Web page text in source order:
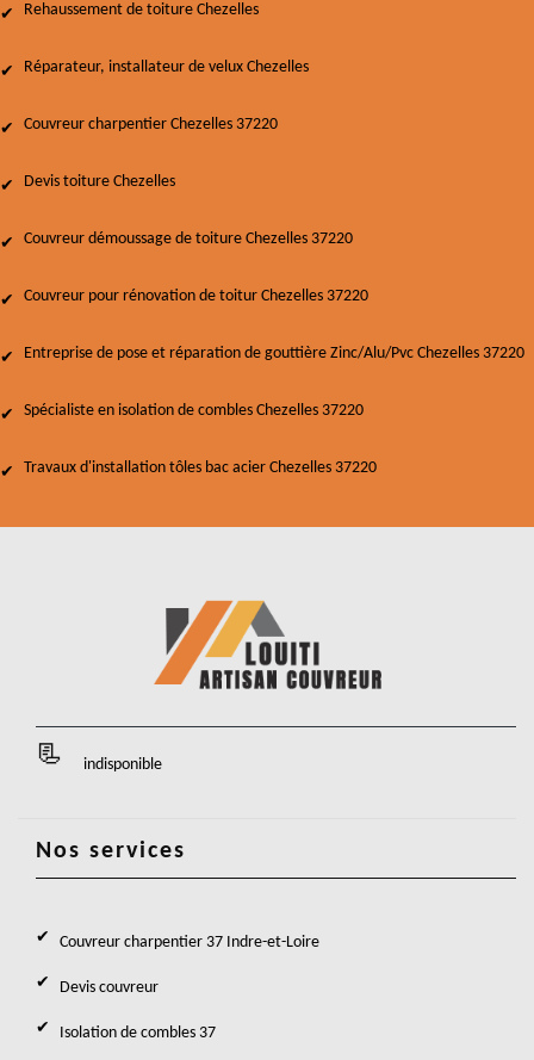
Rehaussement de toiture Chezelles
Réparateur, installateur de velux Chezelles
Couvreur charpentier Chezelles 37220
Devis toiture Chezelles
Couvreur démoussage de toiture Chezelles 37220
Couvreur pour rénovation de toitur Chezelles 37220
Entreprise de pose et réparation de gouttière Zinc/Alu/Pvc Chezelles 37220
Spécialiste en isolation de combles Chezelles 37220
Travaux d'installation tôles bac acier Chezelles 37220
indisponible
Nos services
Couvreur charpentier 37 Indre-et-Loire
Devis couvreur
Isolation de combles 37